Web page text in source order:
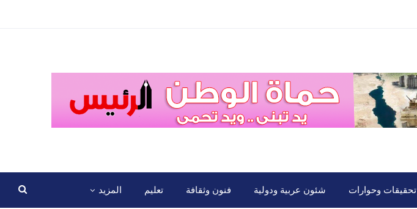
تحقيقات وحوارات شئون عربية ودولية فنون وثقافة تعليم المزيد